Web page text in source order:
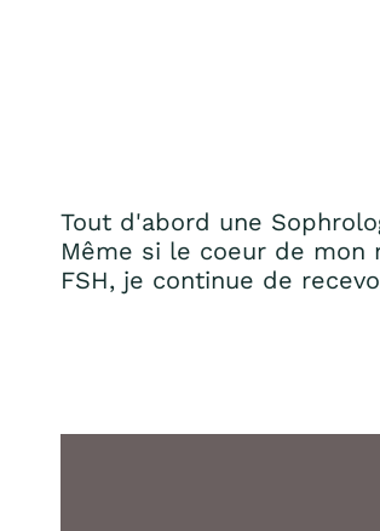
Tout d'abord une
Même si le coeur de
FSH, je continue de